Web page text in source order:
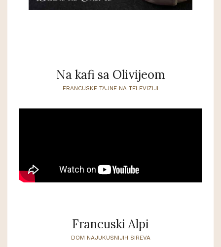
Na kafi sa Olivijeom
FRANCUSKE TAJNE NA TELEVIZIJI
Francuski Alpi
DOM NAJUKUSNIJIH SIREVA